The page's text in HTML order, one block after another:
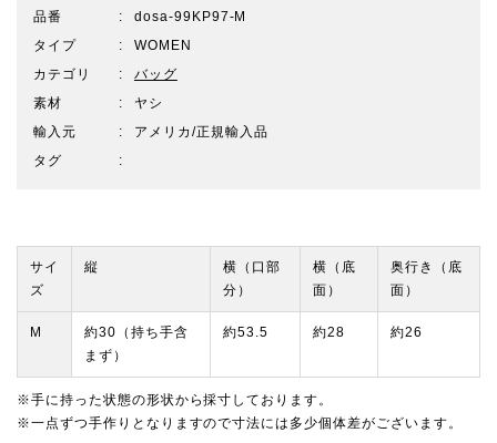
品番
dosa-99KP97-M
タイプ
WOMEN
カテゴリ
バッグ
素材
ヤシ
輸入元
アメリカ/正規輸入品
タグ
サイ
ズ
縦
横（口部
分）
横（底
面）
奥行き（底
面）
M
約30（持ち手含
まず）
約53.5 約28 約26
※手に持った状態の形状から採寸しております。
※一点ずつ手作りとなりますので寸法には多少個体差がございます。